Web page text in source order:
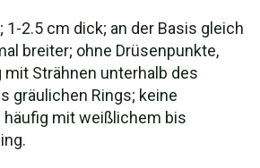
1-2.5 cm dick; an der Basis gleich
breiter; ohne Drüsenpunkte,
mit Strähnen unterhalb des
gräulichen Rings; keine
häufig mit weißlichem bis